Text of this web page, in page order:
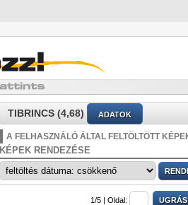
TIBRINCS (4,68) ADATOK
A FELHASZNÁLÓ ÁLTAL FELTÖLTÖTT
KÉPEK RENDEZÉSE
1/5 | Oldal: